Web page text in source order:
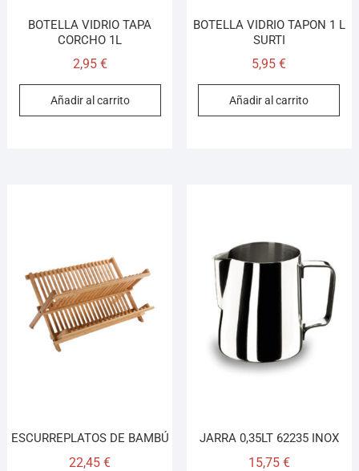
BOTELLA VIDRIO TAPA
CORCHO 1L
2,95 €
Añadir al carrito
BOTELLA VIDRIO TAPON 1 L
SURTI
5,95€
Añadir al carrito
ESCURREPLATOS DE BAMBÚ
22,45€
JARRA 0,35LT 62235 INOX
15,75 €